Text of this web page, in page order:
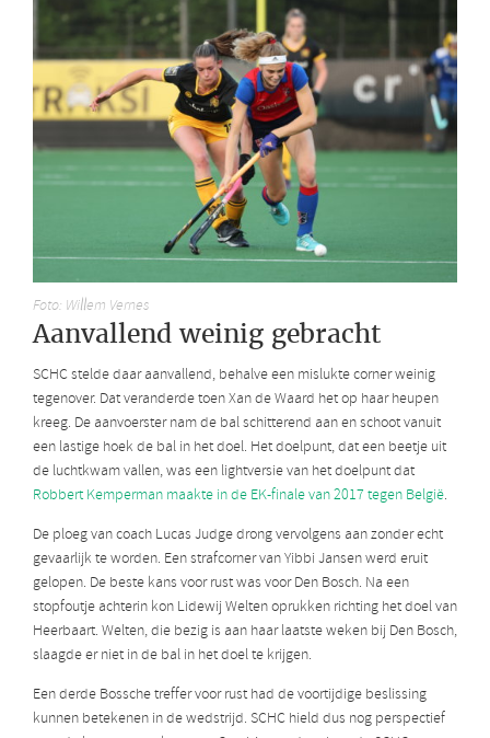
Foto: Willem Vernes
Aanvallend weinig gebracht
SCHC stelde daar aanvallend, behalve een mislukte corner weinig
tegenover. Dat veranderde toen Xan de Waard het op haar heupen
kreeg. De aanvoerster nam de bal schitterend aan en schoot vanuit
een lastige hoek de bal in het doel. Het doelpunt, dat een beetje uit
de luchtkwam vallen, was een lightversie van het doelpunt dat
Robbert Kemperman maakte in de EK-finale van 2017 tegen België.
De ploeg van coach Lucas Judge drong vervolgens aan zonder echt
gevaarlijk te worden. Een strafcorner van Yibbi Jansen werd eruit
gelopen. De beste kans voor rust was voor Den Bosch. Na een
stopfoutje achterin kon Lidewij Welten oprukken richting het doel van
Heerbaart. Welten, die bezig is aan haar laatste weken bij Den Bosch,
slaagde er niet in de bal in het doel te krijgen.
Een derde Bossche treffer voor rust had de voortijdige beslissing
kunnen betekenen in de wedstrijd. SCHC hield dus nog perspectief